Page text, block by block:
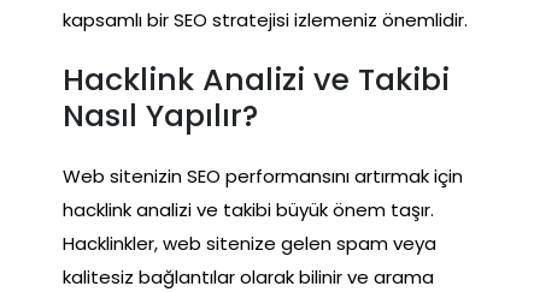
kapsamlı bir SEO stratejisi izlemeniz önemlidir.
Hacklink Analizi ve Takibi
Nasıl Yapılır?
Web sitenizin SEO performansını artırmak için
hacklink analizi ve takibi büyük önem taşır.
Hacklinkler, web sitenize gelen spam veya
kalitesiz bağlantılar olarak bilinir ve arama